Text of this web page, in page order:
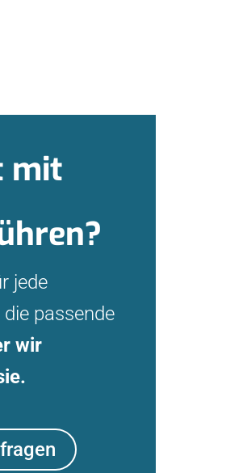
mit
jede
passende
wir